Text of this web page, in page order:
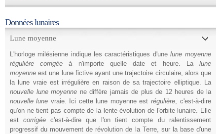
Données lunaires
Lune moyenne
L'horloge milésienne indique les caractéristiques d'une lune moyenne
régulière corrigée à n'importe quelle date et heure. La lune
moyenne est une lune fictive ayant une trajectoire circulaire, alors que
la lune vraie est irrégulière en raison de sa trajectoire elliptique. La
nouvelle lune moyenne ne diffère jamais de plus de 12 heures de la
nouvelle lune vraie. Ici cette lune moyenne est régulière, c'est-à-dire
qu'on ne tient pas compte de la lente évolution de l'orbite lunaire. Elle
est corrigée c'est-à-dire que l'on tient compte du ralentissement
progressif du mouvement de révolution de la Terre, sur la base d'une